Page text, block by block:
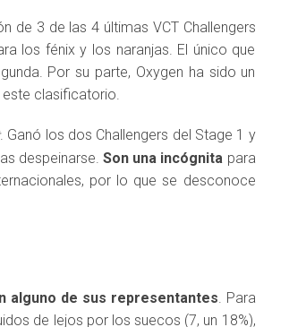
de 3 de las 4 últimas VCT Challengers
los fénix y los naranjas. El único que
Por su parte, Oxygen ha sido un
clasificatorio.
. Ganó los dos Challengers del Stage 1 y
despeinarse.Son una incógnita para
por lo que se desconoce
alguno de sus representantes. Para
de lejos por los suecos (7, un 18%),